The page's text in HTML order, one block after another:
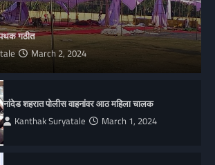
गठीत
March 2, 2024
नांदेड शहरात पोलीस वाहनांवर आठ महिला चालक
Kanthak Suryatale March 1, 2024